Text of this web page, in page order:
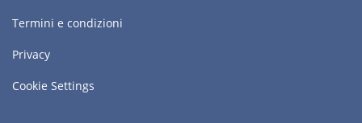
Termini e condizioni
Privacy
Cookie Settings